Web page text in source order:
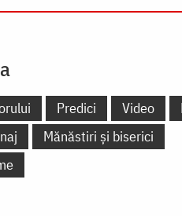
Predici Video
Mănăstiri și biserici